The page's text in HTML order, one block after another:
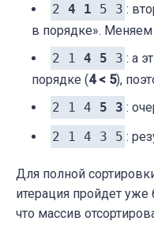
2 4 1 5 3 :
в порядке». Меняем
2 1 4 5 3 : а
порядке (4 < 5),
2 1 4 5 3 :
2 1 4 3 5 :
Для полной
итерация пройдет
что массив